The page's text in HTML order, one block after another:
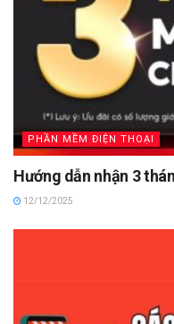
PHẦN MỀM ĐIỆN THOẠI
Hướng dẫn nhận 3
12/12/2025